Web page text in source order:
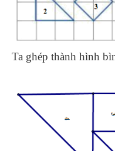
Ta ghép thành hình